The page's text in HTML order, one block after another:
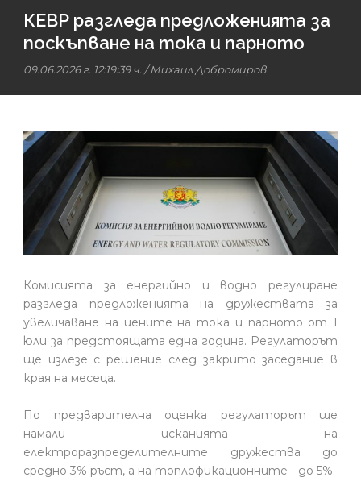
КЕВР разгледа предложенията за
поскъпване на тока и парното
09.06.2026 г. 12:19:39 ч. /Михаил Добромиров
Комисията за енергийно и водно регулиране
разгледа предложенията на дружествата за
увеличаване на цените на тока и парното от 1
юли за предстоящата една година. Регулаторът
ще излезе с решение след закрито заседание в
края на месеца.
По предварителна оценка регулаторът ще
намали исканията на
електроразпределителните дружества до
средно 3% ръст, а на топлофикационните - до 5%.